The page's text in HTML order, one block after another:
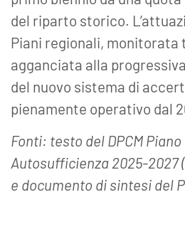
del riparto storico.
Piani regionali, monitorata
agganciata alla
del nuovo sistema di
pienamente operativo dal
Fonti: testo del DPCM
Autosufficienza 2025-2027
e documento di sintesi del